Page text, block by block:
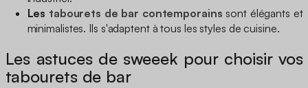
Les tabourets de bar contemporains sont élégants et
minimalistes. Ils s'adaptent à tous les styles de cuisine.
Les astuces de sweeek pour choisir vos
tabourets de bar